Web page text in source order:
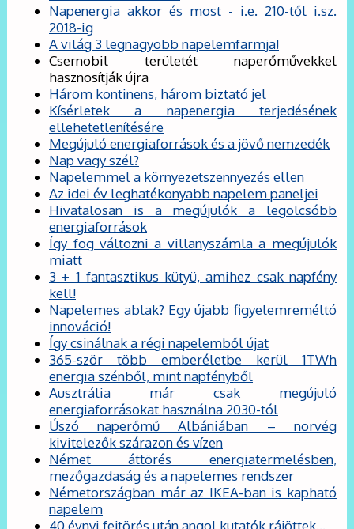
Napenergia akkor és most - i.e. 210-től i.sz.
2018-ig
A világ 3 legnagyobb napelemfarmja!
Csernobil területét naperőművekkel
hasznosítják újra
Három kontinens, három biztató jel
Kísérletek a napenergia terjedésének
ellehetetlenítésére
Megújuló energiaforrások és a jövő nemzedék
Nap vagy szél?
Napelemmel a környezetszennyezés ellen
Az idei év leghatékonyabb napelem paneljei
Hivatalosan is a megújulók a legolcsóbb
energiaforrások
Így fog változni a villanyszámla a megújulók
miatt
3 + 1 fantasztikus kütyü, amihez csak napfény
kell!
Napelemes ablak? Egy újabb figyelemreméltó
innováció!
Így csinálnak a régi napelemből újat
365-ször több emberéletbe kerül 1TWh
energia szénből, mint napfényből
Ausztrália már csak megújuló
energiaforrásokat használna 2030-tól
Úszó naperőmű Albániában – norvég
kivitelezők szárazon és vízen
Német áttörés energiatermelésben,
mezőgazdaság és a napelemes rendszer
Németországban már az IKEA-ban is kapható
napelem
40 évnyi fejtörés után angol kutatók rájöttek…